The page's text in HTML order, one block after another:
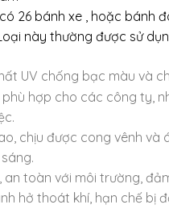
có 26 bánh xe , hoặc
này thường được sử
UV chống bạc màu và
hợp cho các công ty,
chịu được cong vênh
an toàn với môi trường,
hở thoát khí, hạn chế bị